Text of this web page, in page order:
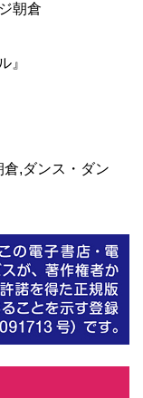
朝倉
』
,ダンス・ダン